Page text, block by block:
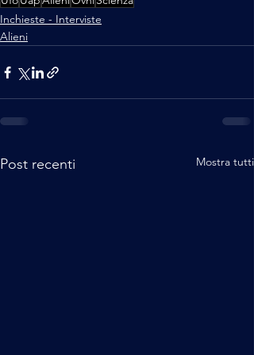
Inchieste - Interviste
Alieni
Post recenti Mostra tutti